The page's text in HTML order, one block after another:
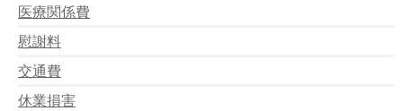
医療関係費
慰謝料
交通費
休業損害